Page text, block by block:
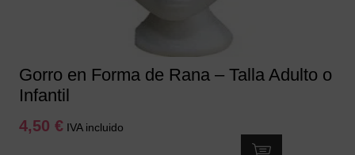
Gorro en Forma de Rana – Talla Adulto o
Infantil
4,50 € IVA incluido